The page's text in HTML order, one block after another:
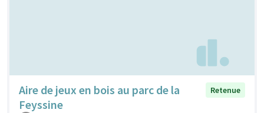
Aire de jeux en bois au parc de la
Feyssine
Retenue